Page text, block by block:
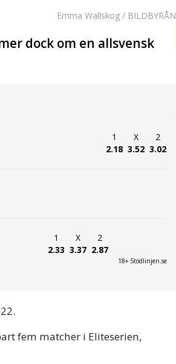
Emma Wallskog / BILDBYRÅN
dock om en allsvensk
1
2.18
X
3.52
2
3.02
1
2.33
X
3.37
2
2.87
18+ Stödlinjen.se
fem matcher i Eliteserien,